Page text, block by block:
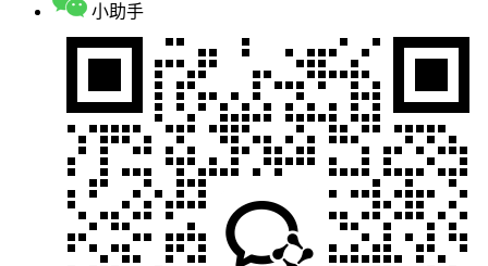
小助手